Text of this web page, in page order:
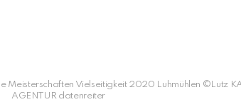
Meisterschaften Vielseitigkeit 2020 Luhmühlen ©Lutz
AGENTUR datenreiter